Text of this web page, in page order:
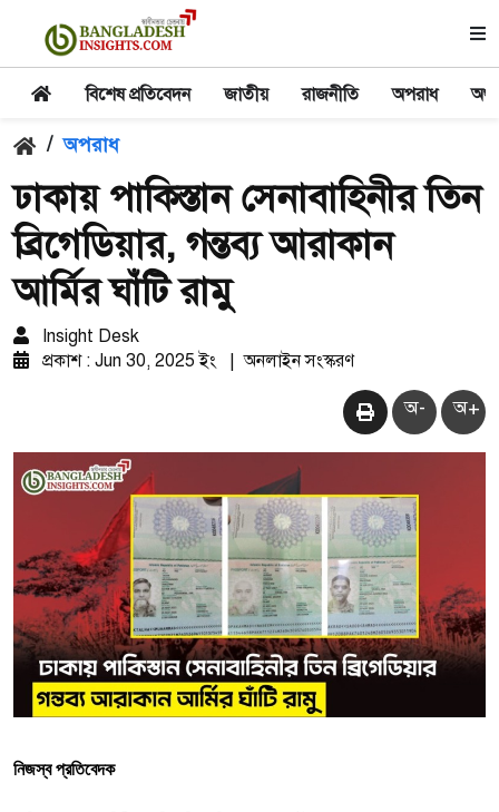
বিশেষ প্রতিবেদন জাতীয় রাজনীতি অপরাধ
/ অপরাধ
ঢাকায় পাকিস্তান সেনাবাহিনীর তিন
ব্রিগেডিয়ার, গন্তব্য আরাকান
আর্মির ঘাঁটি রামু
Insight Desk
প্রকাশ : Jun 30, 2025 ইং
অনলাইন সংস্করণ
অ- অ+
নিজস্ব প্রতিবেদক